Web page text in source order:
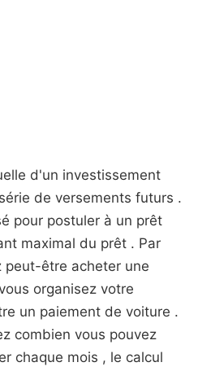
d'un investissement
de versements futurs .
pour postuler à un prêt
maximal du prêt . Par
peut-être acheter une
organisez votre
un paiement de voiture .
combien vous pouvez
chaque mois , le calcul